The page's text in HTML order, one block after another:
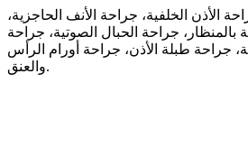
الأذن الخلفية، جراحة الأنف الحاجزية،
بالمنظار، جراحة الحبال الصوتية، جراحة
جراحة طبلة الأذن، جراحة أورام الرأس
والعنق.